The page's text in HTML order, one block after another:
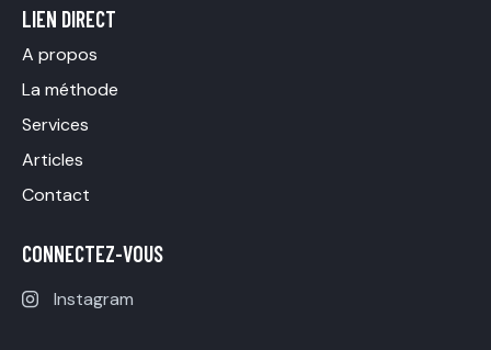
LIEN DIRECT
A propos
La méthode
Services
Articles
Contact
CONNECTEZ-VOUS
Instagram